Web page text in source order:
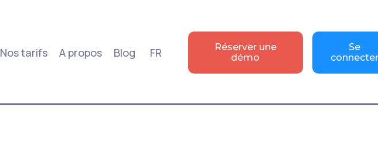
Nos tarifs A propos Blog FR
Réserver une
démo
Se
connecter